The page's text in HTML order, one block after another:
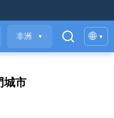
非洲 ▼ 🌐 ▾
城市